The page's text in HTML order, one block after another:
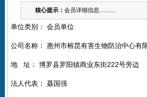
核心提示： 会员详细信息...........
单位类别： 会员单位
公司名称： 惠州市榕昆有害生物防治中心有
地 址： 博罗县罗阳镇商业东街222号旁边
法人代表： 聂国强